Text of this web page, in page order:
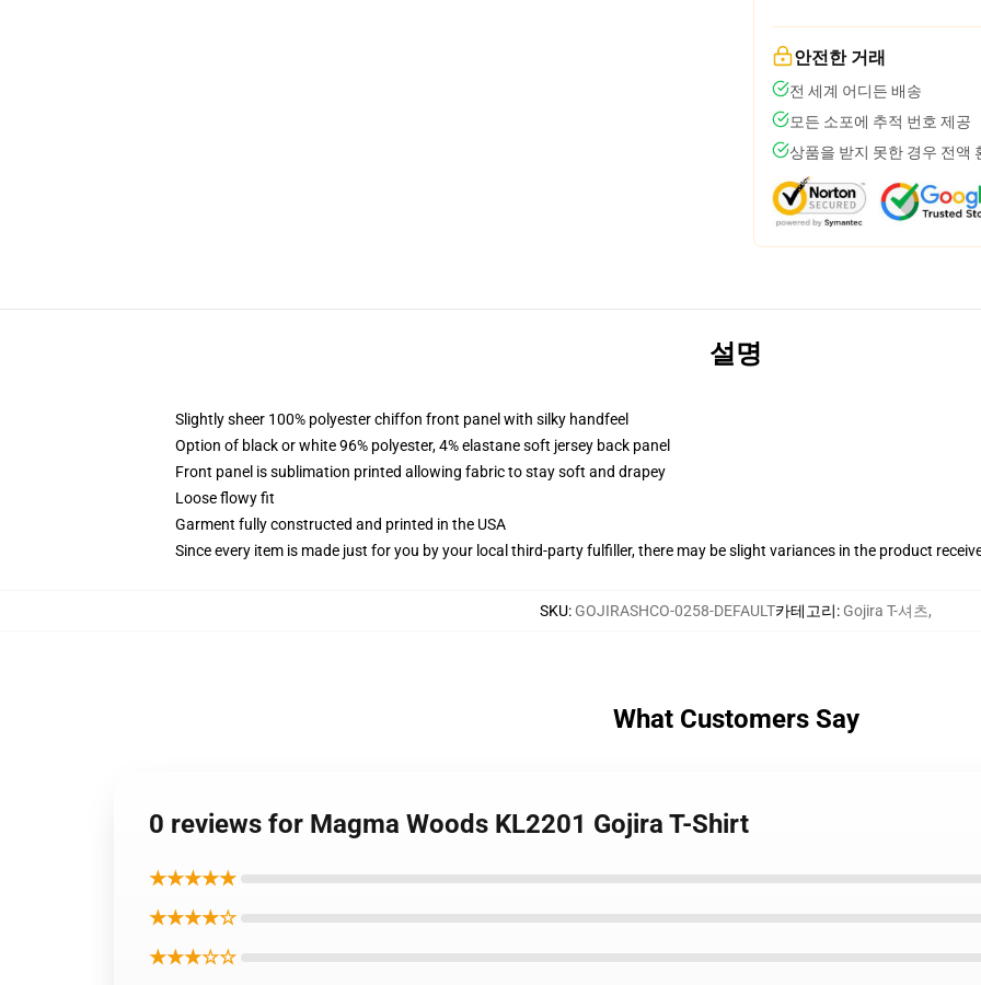
안전한 거래
전 세계 어디든 배송
모든 소포에 추적 번호 제공
상품을 받지 못한 경우 전액
설명
Slightly sheer 100% polyester chiffon front panel with silky handfeel
Option of black or white 96% polyester, 4% elastane soft jersey back panel
Front panel is sublimation printed allowing fabric to stay soft and drapey
Loose flowy fit
Garment fully constructed and printed in the USA
Since every item is made just for you by your local third-party fulfiller, there may be slight variances in the product
SKU: GOJIRASHCO-0258-DEFAULT카테고리: Gojira T-셔츠,
What Customers Say
0 reviews for Magma Woods KL2201 Gojira T-Shirt
★★★★★
★★★★☆
★★★☆☆